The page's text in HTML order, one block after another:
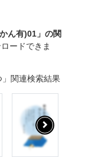
ん有)01」の関
ードできま
関連検索結果